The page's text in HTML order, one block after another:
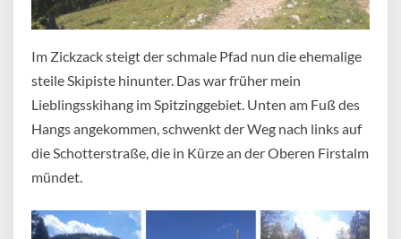
Im Zickzack steigt der schmale Pfad nun die ehemalige
steile Skipiste hinunter. Das war früher mein
Lieblingsskihang im Spitzinggebiet. Unten am Fuß des
Hangs angekommen, schwenkt der Weg nach links auf
die Schotterstraße, die in Kürze an der Oberen Firstalm
mündet.